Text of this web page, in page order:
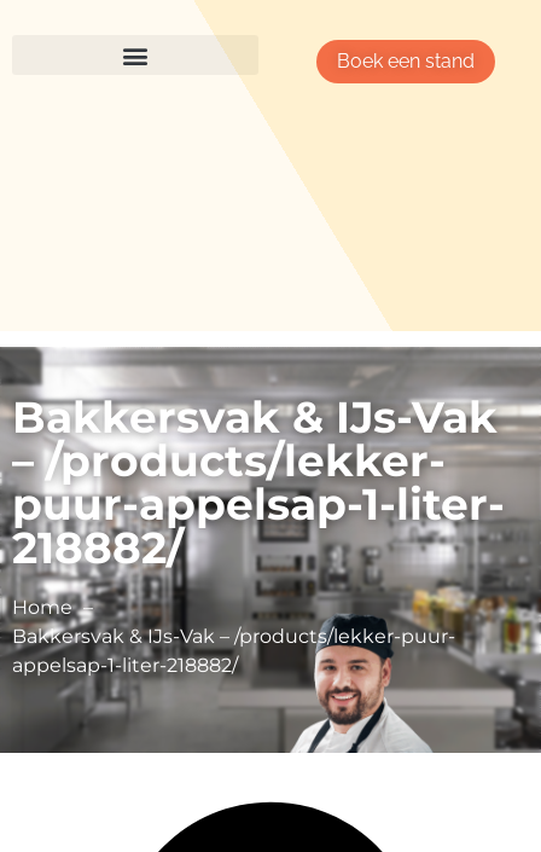
Boek een stand
Bakkersvak & IJs-Vak
– /products/lekker-
puur-appelsap-1-liter-
218882/
Home
Bakkersvak & IJs-Vak – /products/lekker-puur-
appelsap-1-liter-218882/
Vink Fruitboerderij